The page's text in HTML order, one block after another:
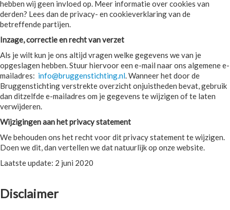
hebben wij geen invloed op. Meer informatie over cookies van
derden? Lees dan de privacy- en cookieverklaring van de
betreffende partijen.
Inzage, correctie en recht van verzet
Als je wilt kun je ons altijd vragen welke gegevens we van je
opgeslagen hebben. Stuur hiervoor een e-mail naar ons algemene e-
mailadres: info@bruggenstichting.nl . Wanneer het door de
Bruggenstichting verstrekte overzicht onjuistheden bevat, gebruik
dan ditzelfde e-mailadres om je gegevens te wijzigen of te laten
verwijderen.
Wijzigingen aan het privacy statement
We behouden ons het recht voor dit privacy statement te wijzigen.
Doen we dit, dan vertellen we dat natuurlijk op onze website.
Laatste update: 2 juni 2020
Disclaimer